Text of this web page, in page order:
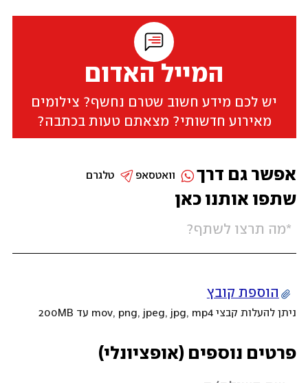
המייל האדום
יש לכם מידע חשוב שטרם נחשף? צילומים
מאירוע חדשותי? מצאתם טעות בכתבה?
שתפו אותנו כאן
הוספת קובץ
ניתן להעלות קבצי mov, png, jpeg, jpg, mp4 עד 200MB
פרטים נוספים (אופציונלי)
אפשר גם דרך טלגרם וואטסאפ